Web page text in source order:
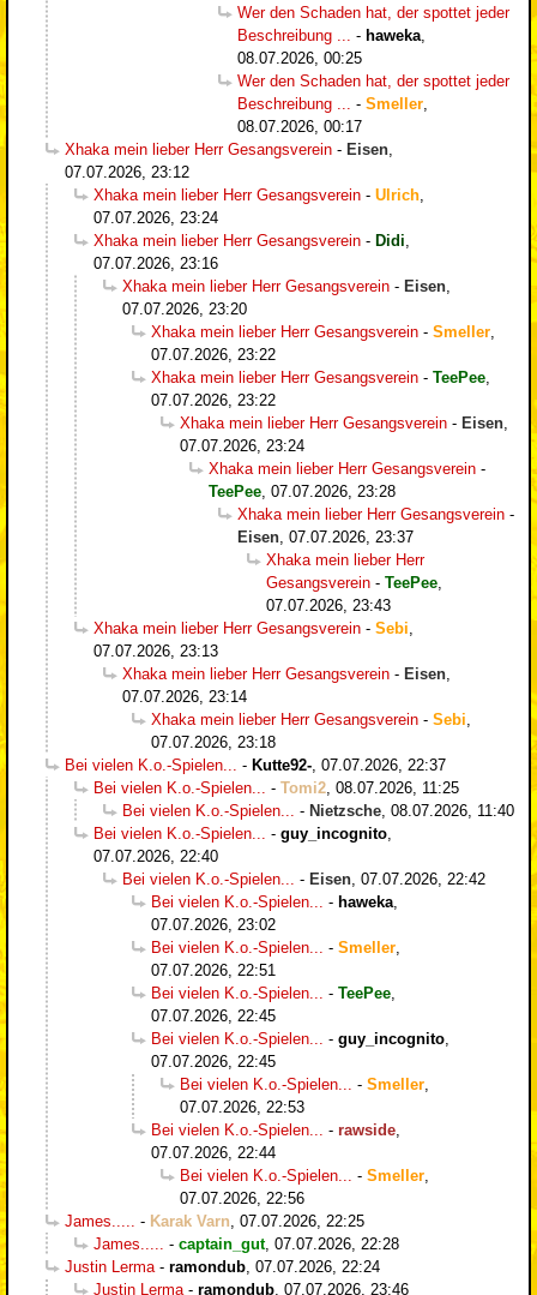
Wer den Schaden hat, der spottet jeder
Beschreibung ...
- haweka
08.07.2026, 00:25
Wer den Schaden hat, der spottet jeder
Beschreibung ...
- Smeller
08.07.2026, 00:17
Xhaka mein lieber Herr Gesangsverein - Eisen
07.07.2026, 23:12
Xhaka mein lieber Herr Gesangsverein - Ulrich
07.07.2026, 23:24
Xhaka mein lieber Herr Gesangsverein - Didi
07.07.2026, 23:16
Xhaka mein lieber Herr Gesangsverein - Eisen
07.07.2026, 23:20
Xhaka mein lieber Herr Gesangsverein - Smeller
07.07.2026, 23:22
Xhaka mein lieber Herr Gesangsverein - TeePee
07.07.2026, 23:22
Xhaka mein lieber Herr Gesangsverein - Eisen
07.07.2026, 23:24
Xhaka mein lieber Herr Gesangsverein -
TeePee 07.07.2026, 23:28
Xhaka mein lieber Herr Gesangsverein -
Eisen 07.07.2026, 23:37
Xhaka mein lieber Herr
Gesangsverein - TeePee
07.07.2026, 23:43
Xhaka mein lieber Herr Gesangsverein - Sebi
07.07.2026, 23:13
Xhaka mein lieber Herr Gesangsverein - Eisen
07.07.2026, 23:14
Xhaka mein lieber Herr Gesangsverein - Sebi
07.07.2026, 23:18
Bei vielen K.o.-Spielen...
- Kutte92- 07.07.2026, 22:37
Bei vielen K.o.-Spielen...
- Tomi2 08.07.2026, 11:25
Bei vielen K.o.-Spielen...
- Nietzsche 08.07.2026, 11:40
Bei vielen K.o.-Spielen...
- guy_incognito
07.07.2026, 22:40
Bei vielen K.o.-Spielen...
- Eisen 07.07.2026, 22:42
Bei vielen K.o.-Spielen...
- haweka
07.07.2026, 23:02
Bei vielen K.o.-Spielen...
- Smeller
07.07.2026, 22:51
Bei vielen K.o.-Spielen...
- TeePee
07.07.2026, 22:45
Bei vielen K.o.-Spielen...
- guy_incognito
07.07.2026, 22:45
Bei vielen K.o.-Spielen...
- Smeller
07.07.2026, 22:53
Bei vielen K.o.-Spielen...
- rawside
07.07.2026, 22:44
Bei vielen K.o.-Spielen...
- Smeller
07.07.2026, 22:56
James.....
- Karak Varn 07.07.2026, 22:25
James.....
- captain_gut, 07.07.2026, 22:28
Justin Lerma - ramondub 07.07.2026, 22:24
Justin Lerma - ramondub 07.07.2026, 23:46